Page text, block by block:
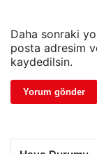
Daha sonraki
posta adresim
kaydedilsin.